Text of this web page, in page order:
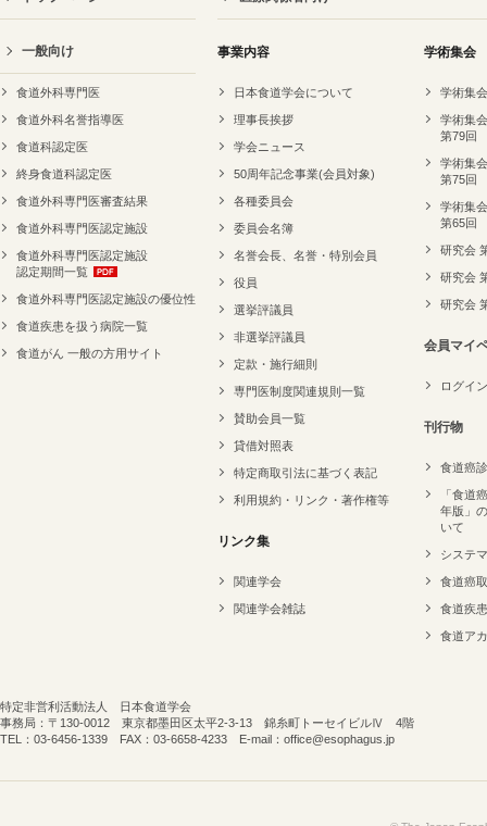
一般向け
食道外科専門医
食道外科名誉指導医
食道科認定医
終身食道科認定医
食道外科専門医審査結果
食道外科専門医認定施設
食道外科専門医認定施設
認定期間一覧
食道外科専門医認定施設の優位性
食道疾患を扱う病院一覧
食道がん 一般の方用サイト
事業内容
日本食道学会について
理事長挨拶
学会ニュース
50周年記念事業(会員対象)
各種委員会
委員会名簿
名誉会長、名誉・特別会員
役員
選挙評議員
非選挙評議員
定款・施行細則
専門医制度関連規則一覧
賛助会員一覧
貸借対照表
特定商取引法に基づく表記
利用規約・リンク・著作権等
リンク集
関連学会
関連学会雑誌
学術集会
学術集
学術集
第79回
学術集
第75回
学術集
第65回
研究会
研究会
研究会
会員マイ
ログイン
刊行物
食道癌
「食道
年版」
いて
システ
食道癌
食道疾
食道ア
特定非営利活動法人 日本食道学会
事務局：〒130-0012 東京都墨田区太平2-3-13 錦糸町トーセイビルⅣ 4階
TEL：03-6456-1339 FAX：03-6658-4233 E-mail：office@esophagus.jp